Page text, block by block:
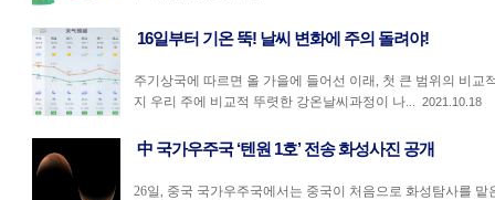
16일부터 기온 뚝! 날씨 변화에 주의 돌려야!
주기상국에 따르면 올 가을에 들어선 이래, 첫 큰 범위의 비교
지 우리 주에 비교적 뚜렷한 강온날씨과정이 나... 2021.10.18
中 국가우주국 ‘텐원 1호’ 전송 화성사진 공개
26일, 중국 국가우주국에서는 중국이 처음으로 화성탐사를 맡